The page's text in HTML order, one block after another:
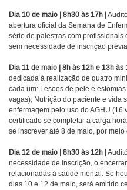
Dia 10 de maio | 8h30 às 17h
abertura oficial da Semana de
série de palestras com profissionais
sem necessidade de inscrição
Dia 11 de maio | 8h às 12h e 13h às
dedicada à realização de quatro
cada um: Lesões de pele e
vagas), Nutrição do paciente e vida
enfermagem pelo uso do AGHU (16
certificado se completar a carga
se inscrever até 8 de maio, por
Dia 12 de maio | 8h30 às 12h |
necessidade de inscrição, o
relacionadas à saúde mental. Se
dias 10 e 12 de maio, será emitido